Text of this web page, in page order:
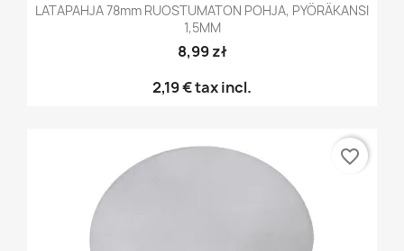
LATAPAHJA 78mm RUOSTUMATON POHJA, PYÖRÄKANSI
1,5MM
8,99 zł
2,19 €tax incl.
favorite_border